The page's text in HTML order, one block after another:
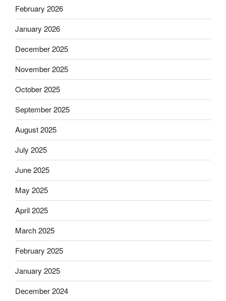
February 2026
January 2026
December 2025
November 2025
October 2025
September 2025
August 2025
July 2025
June 2025
May 2025
April 2025
March 2025
February 2025
January 2025
December 2024